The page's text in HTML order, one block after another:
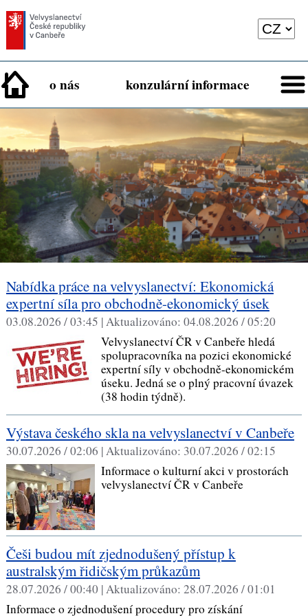
o nás konzulární informace
Nabídka práce na velvyslanectví: Ekonomická
expertní síla pro obchodně-ekonomický úsek
03.08.2026 / 03:45 |Aktualizováno: 04.08.2026 / 05:20
Velvyslanectví ČR v Canbeře hledá
spolupracovníka na pozici ekonomické
expertní síly v obchodně-ekonomickém
úseku. Jedná se o plný pracovní úvazek
(38 hodin týdně).
Výstava českého skla na velvyslanectví v Canbeře
30.07.2026 / 02:06 |Aktualizováno: 30.07.2026 / 02:15
Informace o kulturní akci v prostorách
velvyslanectví ČR v Canbeře
Češi budou mít zjednodušený přístup k
australským řidičským průkazům
28.07.2026 / 00:40 |Aktualizováno: 28.07.2026 / 01:01
Informace o zjednodušení procedury pro získání